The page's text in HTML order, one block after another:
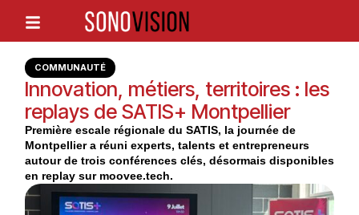
COMMUNAUTÉ
Innovation, métiers, territoires : les
replays de SATIS+ Montpellier
Première escale régionale du SATIS, la journée de
Montpellier a réuni experts, talents et entrepreneurs
autour de trois conférences clés, désormais disponibles
en replay sur moovee.tech.